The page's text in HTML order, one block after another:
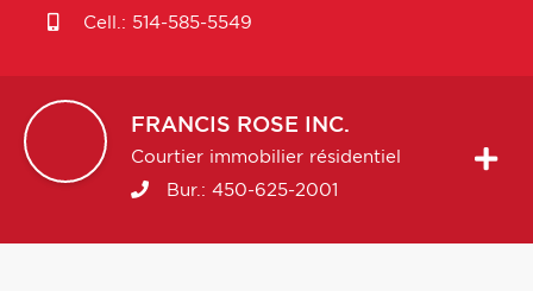
Cell.: 514-585-5549
FRANCIS ROSE INC.
Courtier immobilier résidentiel
Bur.: 450-625-2001